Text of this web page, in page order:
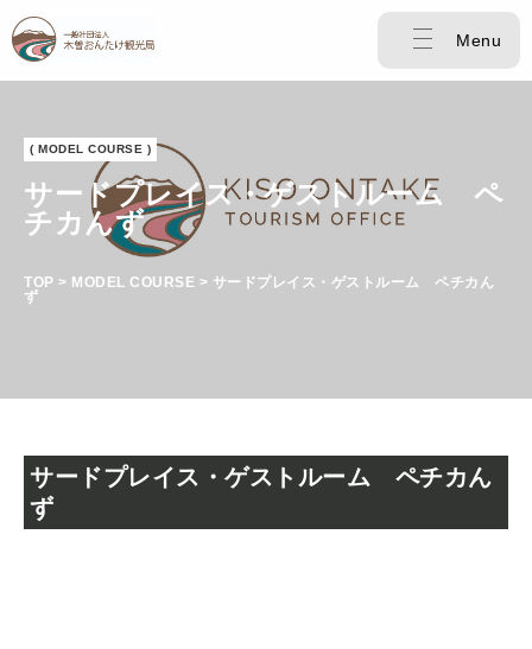
Menu
( MODEL COURSE )
サードプレイス・ゲストルーム ペ
チカんず
TOP > MODEL COURSE > サードプレイス・ゲストルーム ペチカん
ず
サードプレイス・ゲストルーム ペチカん
ず